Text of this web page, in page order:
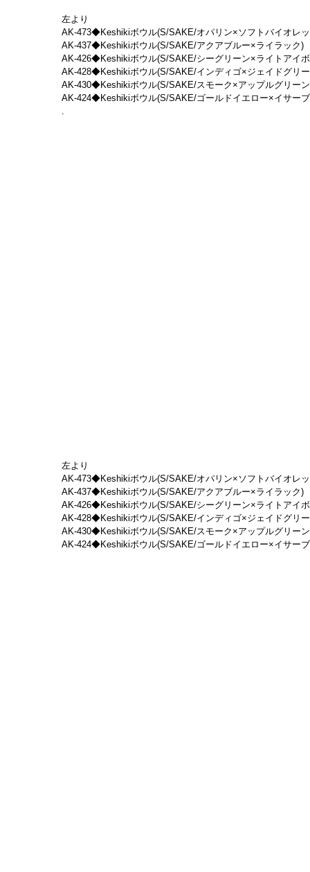
左より
AK-473◆Keshikiボウル(S/SAKE/オパリン×ソフトバイオレ
AK-437◆Keshikiボウル(S/SAKE/アクアブルー×ライラック)
AK-426◆Keshikiボウル(S/SAKE/シーグリーン×ライトアイ
AK-428◆Keshikiボウル(S/SAKE/インディゴ×ジェイドグリ
AK-430◆Keshikiボウル(S/SAKE/スモーク×アップルグリー
AK-424◆Keshikiボウル(S/SAKE/ゴールドイエロー×イサー
左より
AK-473◆Keshikiボウル(S/SAKE/オパリン×ソフトバイオレ
AK-437◆Keshikiボウル(S/SAKE/アクアブルー×ライラック)
AK-426◆Keshikiボウル(S/SAKE/シーグリーン×ライトアイ
AK-428◆Keshikiボウル(S/SAKE/インディゴ×ジェイドグリ
AK-430◆Keshikiボウル(S/SAKE/スモーク×アップルグリー
AK-424◆Keshikiボウル(S/SAKE/ゴールドイエロー×イサー